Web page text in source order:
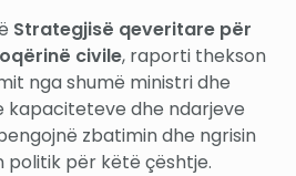
Strategjisë qeveritare për
civile, raporti thekson
nga shumë ministri dhe
kapaciteteve dhe ndarjeve
zbatimin dhe ngrisin
politik për këtë çështje.